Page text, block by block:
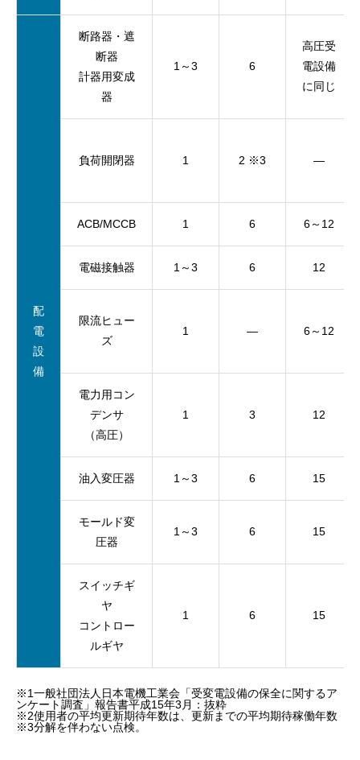
配
電
設
備
断路器・遮
断器
計器用変成
器
1～3 6
高圧受
電設備
に同じ
負荷開閉器 1 2 ※3 —
ACB/MCCB 1 6 6～12
電磁接触器 1～3 6 12
限流ヒュー
ズ
1 — 6～12
電力用コン
デンサ
（高圧）
1 3 12
油入変圧器 1～3 6 15
モールド変
圧器
1～3 6 15
スイッチギ
ヤ
コントロー
ルギヤ
1 6 15
※1一般社団法人日本電機工業会「受変電設備の保全に関するア
ンケート調査」報告書平成15年3月：抜粋
※2使用者の平均更新期待年数は、更新までの平均期待稼働年数
※3分解を伴わない点検。